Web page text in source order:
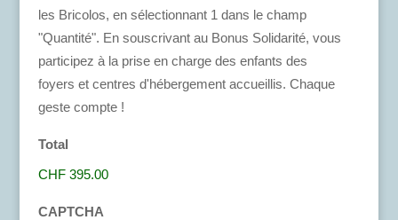
les Bricolos, en sélectionnant 1 dans le champ
"Quantité". En souscrivant au Bonus Solidarité, vous
participez à la prise en charge des enfants des
foyers et centres d'hébergement accueillis. Chaque
geste compte !
Total
CHF 395.00
CAPTCHA